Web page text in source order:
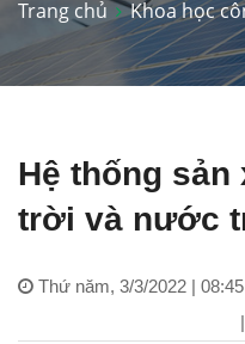
Trang chủ Khoa học
Hệ thống sản
trời và nước
Thứ năm, 3/3/2022 |
|